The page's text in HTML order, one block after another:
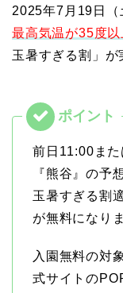
2025年7月19日（
最高気温が35度以
玉暑すぎる割」が
前日11:00ま
『熊谷』の予
玉暑すぎる割
が無料になり
入園無料の対
式サイトの